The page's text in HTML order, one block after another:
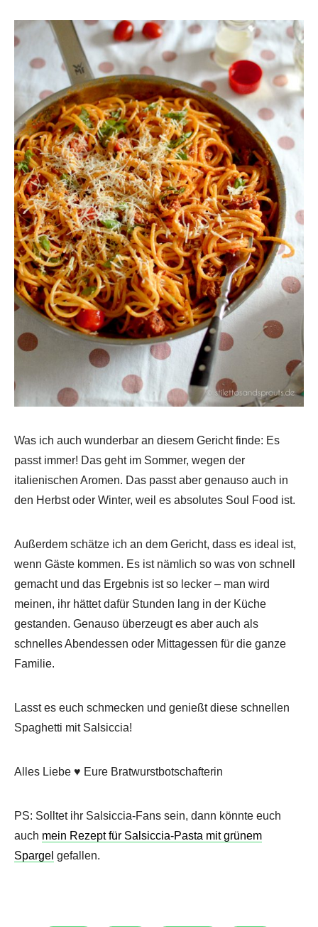
Was ich auch wunderbar an diesem Gericht finde: Es
passt immer! Das geht im Sommer, wegen der
italienischen Aromen. Das passt aber genauso auch in
den Herbst oder Winter, weil es absolutes Soul Food ist.
Außerdem schätze ich an dem Gericht, dass es ideal ist,
wenn Gäste kommen. Es ist nämlich so was von schnell
gemacht und das Ergebnis ist so lecker – man wird
meinen, ihr hättet dafür Stunden lang in der Küche
gestanden. Genauso überzeugt es aber auch als
schnelles Abendessen oder Mittagessen für die ganze
Familie.
Lasst es euch schmecken und genießt diese schnellen
Spaghetti mit Salsiccia!
Alles Liebe ♥ Eure Bratwurstbotschafterin
PS: Solltet ihr Salsiccia-Fans sein, dann könnte euch
auch mein Rezept für Salsiccia-Pasta mit grünem
Spargel gefallen.